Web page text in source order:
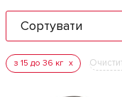
Сортувати
з 15 до 36 кг